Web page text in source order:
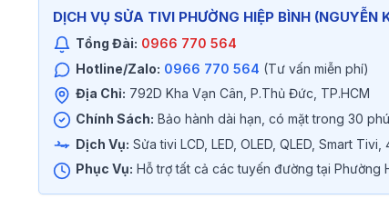
DỊCH VỤ SỬA TIVI PHƯỜNG HIỆP BÌNH
Tổng Đài: 0966 770 564
Hotline/Zalo: 0966 770 564 (Tư vấn miễn phí)
Địa Chỉ: 792D Kha Vạn Cân, P.Thủ Đức, TP.HCM
Chính Sách: Bảo hành dài hạn, có mặt trong 30
Dịch Vụ: Sửa tivi LCD, LED, OLED, QLED, Smart
Phục Vụ: Hỗ trợ tất cả các tuyến đường tại Phường